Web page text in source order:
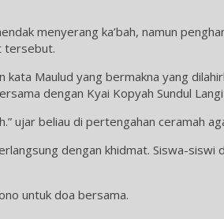
menyerang ka’bah, namun
tersebut.
Maulud yang bermakna yang
dengan Kyai Kopyah Sundul
ujar beliau di pertengahan ceramah
dengan khidmat. Siswa-
untuk doa bersama.